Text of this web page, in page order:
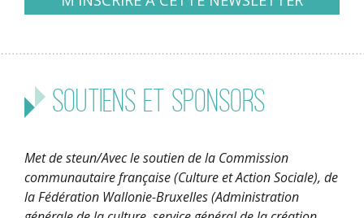
Soutiens et sponsors
Met de steun/Avec le soutien de la Commission
communautaire française (Culture et Action Sociale), de
la Fédération Wallonie-Bruxelles (Administration